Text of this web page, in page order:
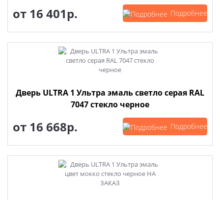
от 16 401р. Подробнее
Дверь ULTRA 1 Ультра эмаль светло серая RAL
7047 стекло черное
от 16 668р. Подробнее